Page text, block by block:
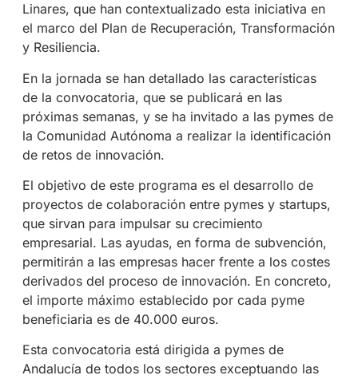
Linares, que han contextualizado esta iniciativa en
el marco del Plan de Recuperación, Transformación
y Resiliencia.
En la jornada se han detallado las características
de la convocatoria, que se publicará en las
próximas semanas, y se ha invitado a las pymes de
la Comunidad Autónoma a realizar la identificación
de retos de innovación.
El objetivo de este programa es el desarrollo de
proyectos de colaboración entre pymes y startups,
que sirvan para impulsar su crecimiento
empresarial. Las ayudas, en forma de subvención,
permitirán a las empresas hacer frente a los costes
derivados del proceso de innovación. En concreto,
el importe máximo establecido por cada pyme
beneficiaria es de 40.000 euros.
Esta convocatoria está dirigida a pymes de
Andalucía de todos los sectores exceptuando las